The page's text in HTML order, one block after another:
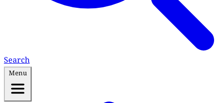
Search
Menu